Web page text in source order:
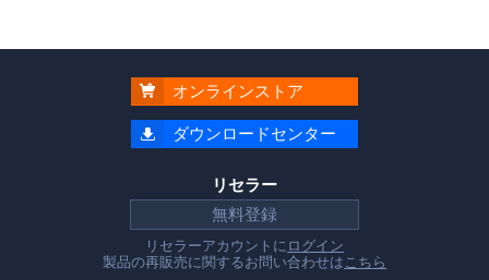
 オンラインストア
 ダウンロードセンター
リセラー
無料登録
リセラーアカウントに ログイン
製品の再販売に関するお問い合わせは こちら